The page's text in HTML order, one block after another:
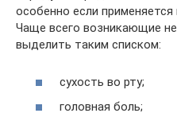
особенно если
Чаще всего возникающие
выделить таким списком:
сухость во рту;
головная боль;